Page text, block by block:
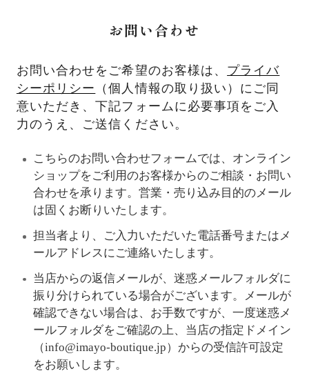
お問い合わせ
お問い合わせをご希望のお客様は、 プライバ
シーポリシー
（個人情報の取り扱い）にご同
意いただき、下記フォームに必要事項をご入
力のうえ、ご送信ください。
こちらのお問い合わせフォームでは、オンライン
ショップをご利用のお客様からのご相談・お問い
合わせを承ります。営業・売り込み目的のメール
は固くお断りいたします。
担当者より、ご入力いただいた電話番号またはメ
ールアドレスにご連絡いたします。
当店からの返信メールが、迷惑メールフォルダに
振り分けられている場合がございます。メールが
確認できない場合は、お手数ですが、一度迷惑メ
ールフォルダをご確認の上、当店の指定ドメイン
（info@imayo-boutique.jp）からの受信許可設定
をお願いします。